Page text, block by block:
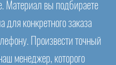
Материал вы подбираете
для конкретного заказа
Произвести точный
менеджер, которого